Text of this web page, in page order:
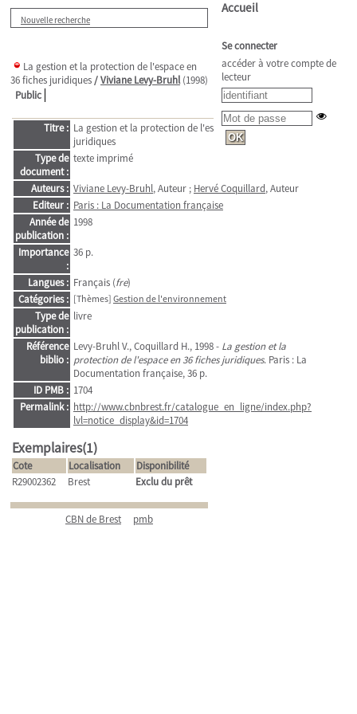
Nouvelle recherche
La gestion et la protection de l'espace en
36 fiches juridiques/Viviane Levy-Bruhl(1998)
Public
Titre : La gestion et la protection de l'espace en 36 fiches
juridiques
Type de
document :
texte imprimé
Auteurs : Viviane Levy-Bruhl, Auteur ; Hervé Coquillard, Auteur
Editeur : Paris : La Documentation française
Année de
publication :
1998
Importance
:
36 p.
Langues : Français (fre)
Catégories : [Thèmes] Gestion de l'environnement
Type de
publication :
livre
Référence
biblio :
Levy-Bruhl V., Coquillard H., 1998 - La gestion et la
protection de l'espace en 36 fiches juridiques. Paris : La
Documentation française, 36 p.
ID PMB : 1704
Permalink : http://www.cbnbrest.fr/catalogue_en_ligne/index.php?
lvl=notice_display&id=1704
Exemplaires(1)
Cote Localisation
Disponibilité
R29002362
Brest Exclu du prêt
CBN de Brest pmb
Accueil
Se connecter
accéder à votre compte de
lecteur